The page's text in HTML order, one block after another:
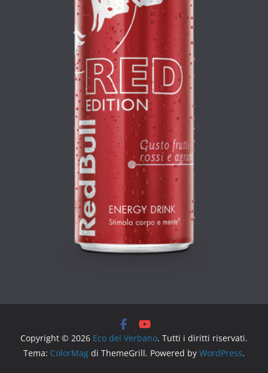
Copyright © 2026 Eco del Verbano. Tutti i diritti riservati.
Tema: ColorMag di ThemeGrill. Powered by WordPress.